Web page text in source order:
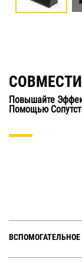
Повышайте
Помощью